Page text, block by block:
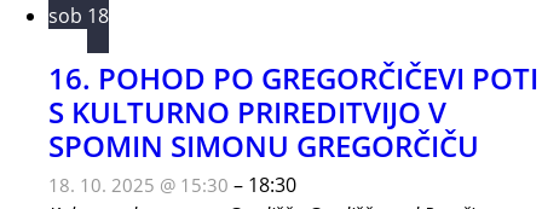
sob 18
16. POHOD PO GREGORČIČEVI POTI
S KULTURNO PRIREDITVIJO V
SPOMIN SIMONU GREGORČIČU
18. 10. 2025 @ 15:30 – 18:30